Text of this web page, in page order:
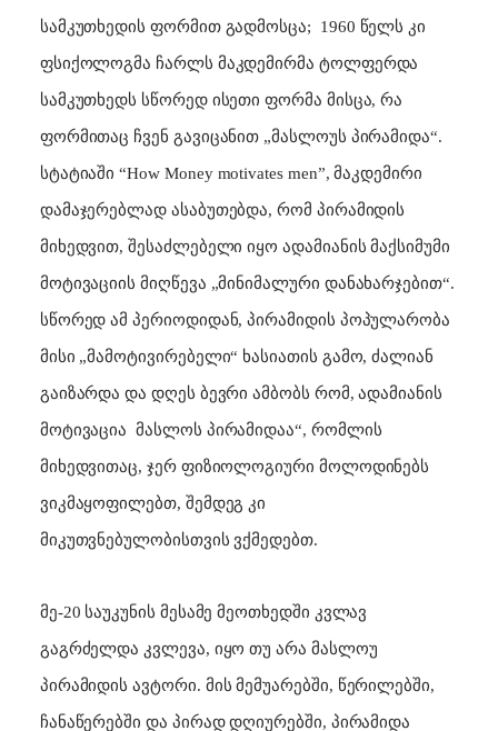
სამკუთხედის ფორმით გადმოსცა; 1960 წელს კი
ფსიქოლოგმა ჩარლს მაკდემირმა ტოლფერდა
სამკუთხედს სწორედ ისეთი ფორმა მისცა, რა
ფორმითაც ჩვენ გავიცანით „მასლოუს პირამიდა“.
სტატიაში“How Money motivates men”, მაკდემირი
დამაჯერებლად ასაბუთებდა, რომ პირამიდის
მიხედვით, შესაძლებელი იყო ადამიანის მაქსიმუმი
მოტივაციის მიღწევა „მინიმალური დანახარჯებით“.
სწორედ ამ პერიოდიდან, პირამიდის პოპულარობა
მისი „მამოტივირებელი“ ხასიათის გამო, ძალიან
გაიზარდა და დღეს ბევრი ამბობს რომ, ადამიანის
მოტივაცია მასლოს პირამიდაა“, რომლის
მიხედვითაც, ჯერ ფიზიოლოგიური მოლოდინებს
ვიკმაყოფილებთ, შემდეგ კი
მიკუთვნებულობისთვის ვქმედებთ.
მე-20 საუკუნის მესამე მეოთხედში კვლავ
გაგრძელდა კვლევა, იყო თუ არა მასლოუ
პირამიდის ავტორი. მის მემუარებში, წერილებში,
ჩანაწერებში და პირად დღიურებში, პირამიდა